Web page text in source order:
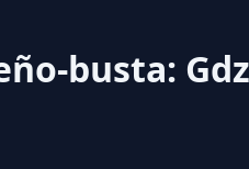
busta: